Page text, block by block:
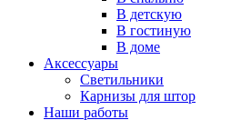
В детскую
В гостиную
В доме
Аксессуары
Светильники
Карнизы для штор
Наши работы